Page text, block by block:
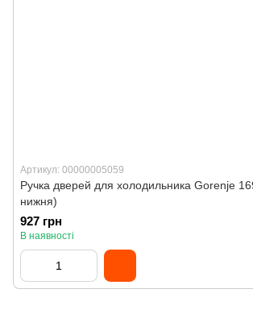
Артикул: 00000005059
Ручка дверей для холодильника Gorenje
нижня)
927 грн
В наявності